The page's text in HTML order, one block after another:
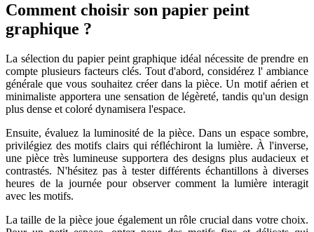
Comment choisir son papier peint
graphique ?
La sélection du papier peint graphique idéal nécessite de prendre en
compte plusieurs facteurs clés. Tout d'abord, considérez l' ambiance
générale que vous souhaitez créer dans la pièce. Un motif aérien et
minimaliste apportera une sensation de légèreté, tandis qu'un design
plus dense et coloré dynamisera l'espace.
Ensuite, évaluez la luminosité de la pièce. Dans un espace sombre,
privilégiez des motifs clairs qui réfléchiront la lumière. À l'inverse,
une pièce très lumineuse supportera des designs plus audacieux et
contrastés. N'hésitez pas à tester différents échantillons à diverses
heures de la journée pour observer comment la lumière interagit
avec les motifs.
La taille de la pièce joue également un rôle crucial dans votre choix.